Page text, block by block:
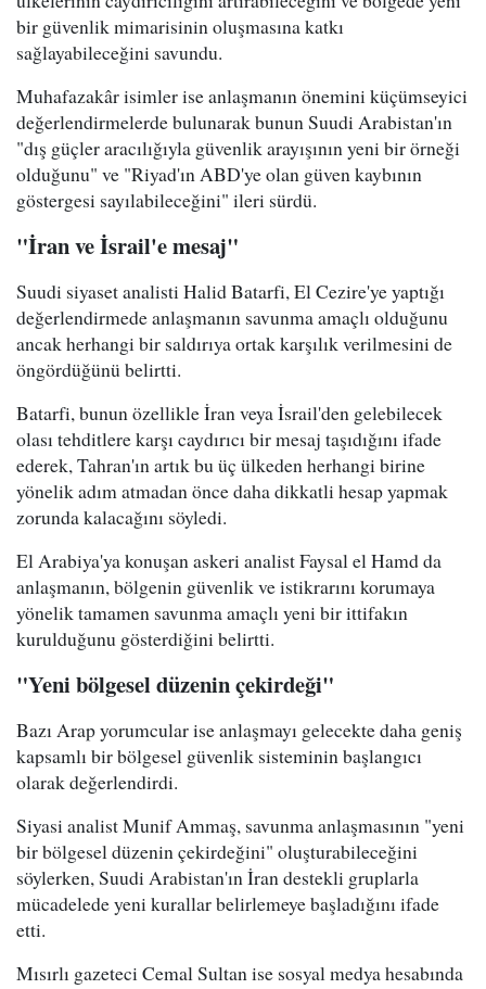
bir güvenlik mimarisinin oluşmasına katkı
sağlayabileceğini savundu.
Muhafazakâr isimler ise anlaşmanın önemini küçümseyici
değerlendirmelerde bulunarak bunun Suudi Arabistan'ın
"dış güçler aracılığıyla güvenlik arayışının yeni bir örneği
olduğunu" ve "Riyad'ın ABD'ye olan güven kaybının
göstergesi sayılabileceğini" ileri sürdü.
"İran ve İsrail'e mesaj"
Suudi siyaset analisti Halid Batarfi, El Cezire'ye yaptığı
değerlendirmede anlaşmanın savunma amaçlı olduğunu
ancak herhangi bir saldırıya ortak karşılık verilmesini de
öngördüğünü belirtti.
Batarfi, bunun özellikle İran veya İsrail'den gelebilecek
olası tehditlere karşı caydırıcı bir mesaj taşıdığını ifade
ederek, Tahran'ın artık bu üç ülkeden herhangi birine
yönelik adım atmadan önce daha dikkatli hesap yapmak
zorunda kalacağını söyledi.
El Arabiya'ya konuşan askeri analist Faysal el Hamd da
anlaşmanın, bölgenin güvenlik ve istikrarını korumaya
yönelik tamamen savunma amaçlı yeni bir ittifakın
kurulduğunu gösterdiğini belirtti.
"Yeni bölgesel düzenin çekirdeği"
Bazı Arap yorumcular ise anlaşmayı gelecekte daha geniş
kapsamlı bir bölgesel güvenlik sisteminin başlangıcı
olarak değerlendirdi.
Siyasi analist Munif Ammaş, savunma anlaşmasının "yeni
bir bölgesel düzenin çekirdeğini" oluşturabileceğini
söylerken, Suudi Arabistan'ın İran destekli gruplarla
mücadelede yeni kurallar belirlemeye başladığını ifade
etti.
Mısırlı gazeteci Cemal Sultan ise sosyal medya hesabında